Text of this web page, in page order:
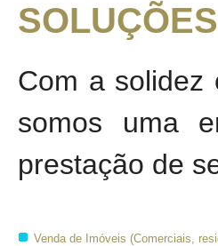
Com a solidez
somos uma
prestação de
Venda de Imóveis (Comerciais,